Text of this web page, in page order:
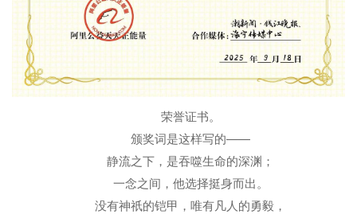
荣誉证书。
颁奖词是这样写的——
静流之下，是吞噬生命的深渊；
一念之间，他选择挺身而出。
没有神祇的铠甲，唯有凡人的勇毅，